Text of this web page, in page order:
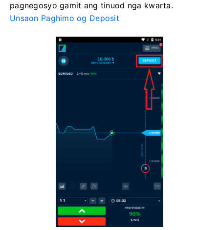
pagnegosyo gamit ang tinuod nga kwarta.
Unsaon Paghimo og Deposit